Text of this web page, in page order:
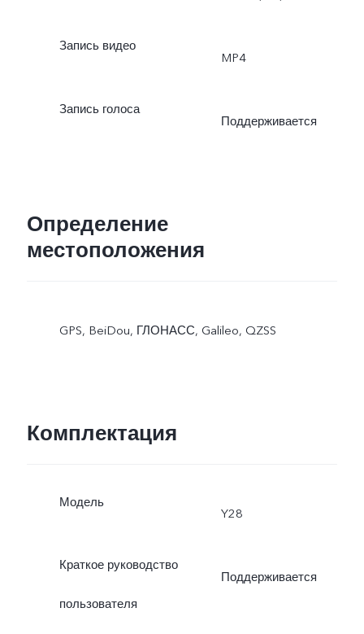
Запись видео
MP4
Запись голоса
Поддерживается
Определение
местоположения
GPS, BeiDou, ГЛОНАСС, Galileo, QZSS
Комплектация
Модель
Y28
Краткое руководство
пользователя
Поддерживается